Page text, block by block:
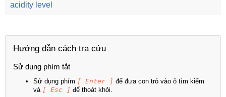
acidity level
Hướng dẫn cách tra cứu
Sử dụng phím tắt
Sử dụng phím [ Enter ] để đưa con trỏ vào ô tìm kiếm
và [ Esc ] để thoát khỏi.